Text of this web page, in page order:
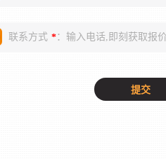
联系方式 *：输入电话,即刻获取报价